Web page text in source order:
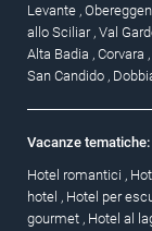
Levante , Obereggen
allo Sciliar , Val
Alta Badia , Corvara ,
San Candido ,
Vacanze tematiche:
Hotel romantici ,
hotel , Hotel per
gourmet , Hotel al